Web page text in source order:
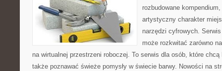
rozbudowane
artystyczny charakter
narzędzi cyfrowych.
może rozkwitać zarówno
na wirtualnej przestrzeni roboczej. To serwis dla osób, które
także poznawać świeże pomysły w świecie barwy. Nowości na